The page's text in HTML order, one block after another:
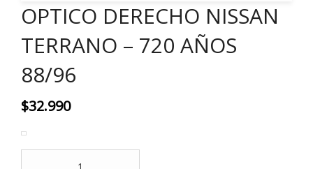
OPTICO DERECHO NISSAN
TERRANO – 720 AÑOS
88/96
$32.990